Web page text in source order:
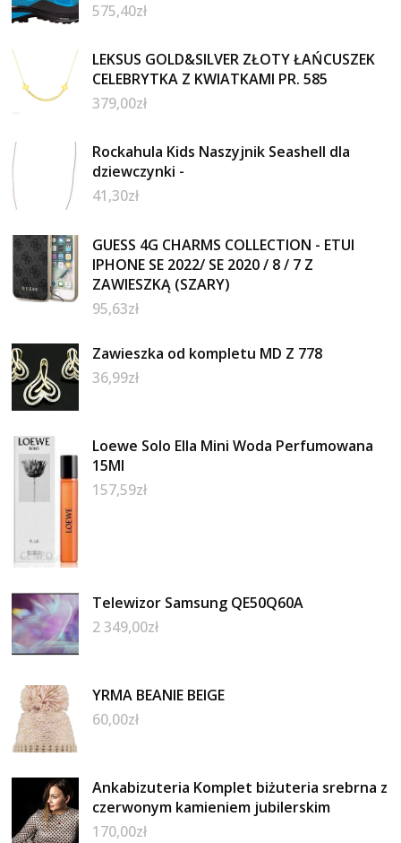
575,40zł
LEKSUS GOLD&SILVER ZŁOTY ŁAŃCUSZEK
CELEBRYTKA Z KWIATKAMI PR. 585
379,00zł
Rockahula Kids Naszyjnik Seashell dla
dziewczynki -
41,30zł
GUESS 4G CHARMS COLLECTION - ETUI
IPHONE SE 2022/ SE 2020 / 8 / 7 Z
ZAWIESZKĄ (SZARY)
95,63zł
Zawieszka od kompletu MD Z 778
36,99zł
Loewe Solo Ella Mini Woda Perfumowana
15Ml
157,59zł
Telewizor Samsung QE50Q60A
2 349,00zł
YRMA BEANIE BEIGE
60,00zł
Ankabizuteria Komplet biżuteria srebrna z
czerwonym kamieniem jubilerskim
170,00zł